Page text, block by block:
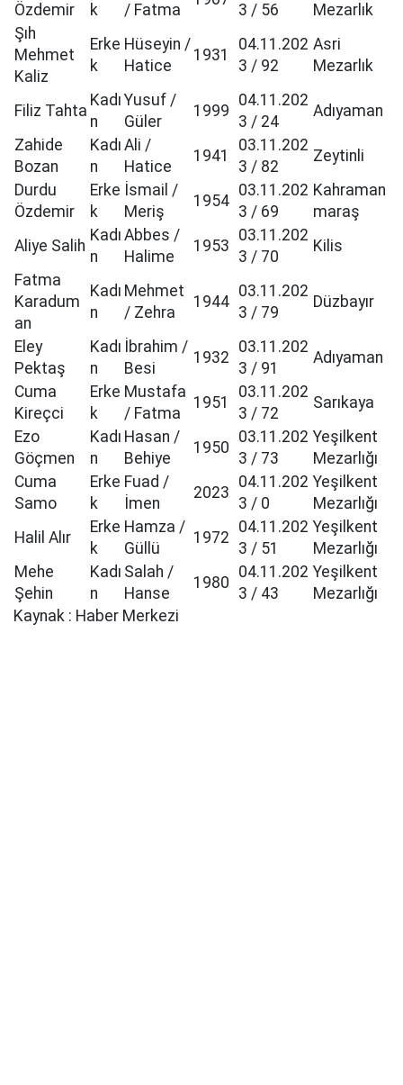
Özdemir
k
/ Fatma
3 / 56
Mezarlık
Şıh
Mehmet
Kaliz
Erke
k
Hüseyin /
Hatice
1931
04.11.202
3 / 92
Asri
Mezarlık
Filiz Tahta
Kadı
n
Yusuf /
Güler
1999
04.11.202
3 / 24
Adıyaman
Zahide
Bozan
Kadı
n
Ali /
Hatice
1941
03.11.202
3 / 82
Zeytinli
Durdu
Özdemir
Erke
k
İsmail /
Meriş
1954
03.11.202
3 / 69
Kahraman
maraş
Aliye Salih
Kadı
n
Abbes /
Halime
1953
03.11.202
3 / 70
Kilis
Fatma
Karadum
an
Kadı
n
Mehmet
/ Zehra
1944
03.11.202
3 / 79
Düzbayır
Eley
Pektaş
Kadı
n
İbrahim /
Besi
1932
03.11.202
3 / 91
Adıyaman
Cuma
Kireçci
Erke
k
Mustafa
/ Fatma
1951
03.11.202
3 / 72
Sarıkaya
Ezo
Göçmen
Kadı
n
Hasan /
Behiye
1950
03.11.202
3 / 73
Yeşilkent
Mezarlığı
Cuma
Samo
Erke
k
Fuad /
İmen
2023
04.11.202
3 / 0
Yeşilkent
Mezarlığı
Halil Alır
Erke
k
Hamza /
Güllü
1972
04.11.202
3 / 51
Yeşilkent
Mezarlığı
Mehe
Şehin
Kadı
n
Salah /
Hanse
1980
04.11.202
3 / 43
Yeşilkent
Mezarlığı
Kaynak : Haber Merkezi